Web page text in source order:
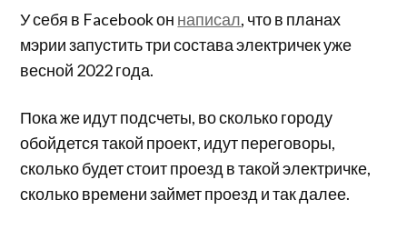
У себя в Facebook он написал, что в планах
мэрии запустить три состава электричек уже
весной 2022 года.
Пока же идут подсчеты, во сколько городу
обойдется такой проект, идут переговоры,
сколько будет стоит проезд в такой электричке,
сколько времени займет проезд и так далее.